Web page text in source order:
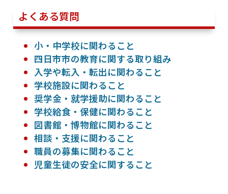
よくある質問
小・中学校に関わること
四日市市の教育に関する取り組み
入学や転入・転出に関わること
学校施設に関わること
奨学金・就学援助に関わること
学校給食・保健に関わること
図書館・博物館に関わること
相談・支援に関わること
職員の募集に関わること
児童生徒の安全に関すること